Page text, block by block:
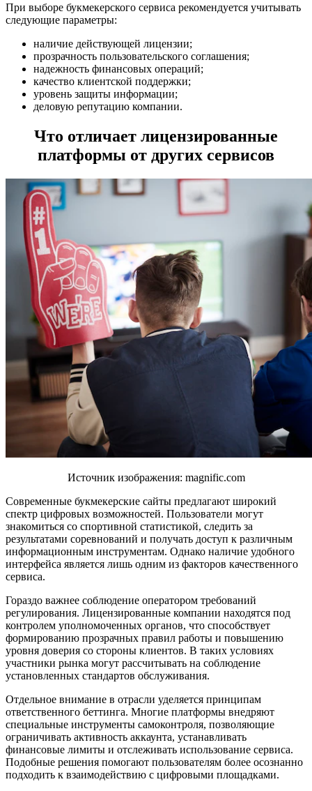
При выборе букмекерского сервиса рекомендуется учитывать
следующие параметры:
наличие действующей лицензии;
прозрачность пользовательского соглашения;
надежность финансовых операций;
качество клиентской поддержки;
уровень защиты информации;
деловую репутацию компании.
Что отличает лицензированные
платформы от других сервисов
Источник изображения: magnific.com
Современные букмекерские сайты предлагают широкий
спектр цифровых возможностей. Пользователи могут
знакомиться со спортивной статистикой, следить за
результатами соревнований и получать доступ к различным
информационным инструментам. Однако наличие удобного
интерфейса является лишь одним из факторов качественного
сервиса.
Гораздо важнее соблюдение оператором требований
регулирования. Лицензированные компании находятся под
контролем уполномоченных органов, что способствует
формированию прозрачных правил работы и повышению
уровня доверия со стороны клиентов. В таких условиях
участники рынка могут рассчитывать на соблюдение
установленных стандартов обслуживания.
Отдельное внимание в отрасли уделяется принципам
ответственного беттинга. Многие платформы внедряют
специальные инструменты самоконтроля, позволяющие
ограничивать активность аккаунта, устанавливать
финансовые лимиты и отслеживать использование сервиса.
Подобные решения помогают пользователям более осознанно
подходить к взаимодействию с цифровыми площадками.